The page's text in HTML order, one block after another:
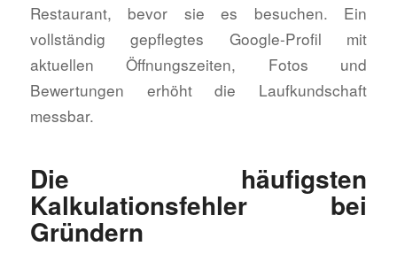
Restaurant, bevor sie es besuchen. Ein
vollständig gepflegtes Google-Profil mit
aktuellen Öffnungszeiten, Fotos und
Bewertungen erhöht die Laufkundschaft
messbar.
Die häufigsten
Kalkulationsfehler bei
Gründern